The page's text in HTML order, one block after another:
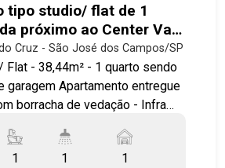
tipo studio/ flat de 1
próximo ao Center Vale
dos Campos | Liv.One
Cruz - São José dos Campos/SP
Flat - 38,44m² - 1 quarto sendo
entregue
borracha de vedação - Infra
integrada a varanda - Ponto
grill - Janela com
1 1 1